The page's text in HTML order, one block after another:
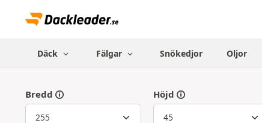
Däck Fälgar Snökedjor Oljor
Bredd Höjd